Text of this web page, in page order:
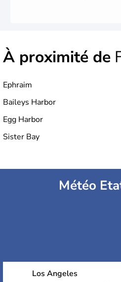
À proximité de
Ephraim
Baileys Harbor
Egg Harbor
Sister Bay
Météo
Los Angeles